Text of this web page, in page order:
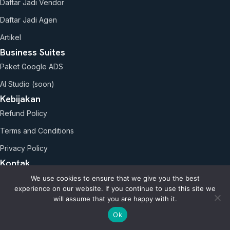
Daftar Jadi Vendor
Daftar Jadi Agen
Artikel
Business Suites
Paket Google ADS
AI Studio (soon)
Kebijakan
Refund Policy
Terms and Conditions
Privacy Policy
Kontak
0818-0972-6399
- Bpk. Aho
0817-677-0011
We use cookies to ensure that we give you the best
experience on our website. If you continue to use this site we
will assume that you are happy with it.
Ok